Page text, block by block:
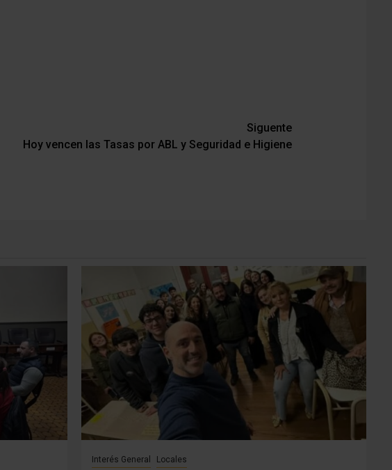
Siguente
Hoy vencen las Tasas por ABL y Seguridad e Higiene
Interés General Locales